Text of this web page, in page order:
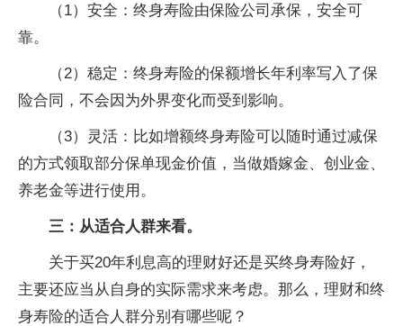
（1）安全：终身寿险由保险公司承保，安全可
靠。
（2）稳定：终身寿险的保额增长年利率写入了保
险合同，不会因为外界变化而受到影响。
（3）灵活：比如增额终身寿险可以随时通过减保
的方式领取部分保单现金价值，当做婚嫁金、创业金、
养老金等进行使用。
三：从适合人群来看。
关于买20年利息高的理财好还是买终身寿险好，
主要还应当从自身的实际需求来考虑。那么，理财和终
身寿险的适合人群分别有哪些呢？